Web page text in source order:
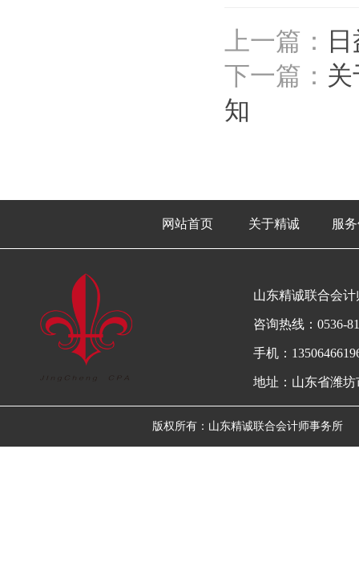
上一篇：
下一篇：
知
网站首页 关于精诚 服
山东精诚联合会
咨询热线：0536-
手机：
地址：山东省潍坊
版权所有：山东精诚联合会计师事务